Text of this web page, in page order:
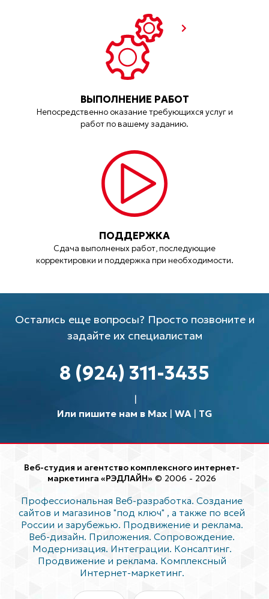
ВЫПОЛНЕНИЕ РАБОТ
Непосредственно оказание требующихся услуг и
работ по вашему заданию.
ПОДДЕРЖКА
Сдача выполненых работ, последующие
корректировки и поддержка при необходимости.
Остались еще вопросы? Просто позвоните и
задайте их специалистам
8 (924) 311-3435
Или пишите нам в Max| WA| TG
Веб-студия и агентство комплексного интернет-
маркетинга «РЭДЛАЙН» © 2006 - 2026
Профессиональная Веб-разработка. Создание
сайтов и магазинов "под ключ" , а также по всей
России и зарубежью. Продвижение и реклама.
Веб-дизайн. Приложения. Сопровождение.
Модернизация. Интеграции. Консалтинг.
Продвижение и реклама. Комплексный
Интернет-маркетинг.